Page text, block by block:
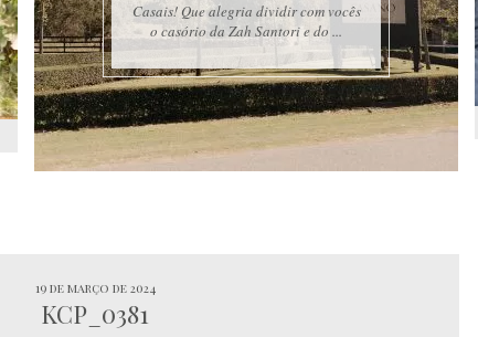
Casais! Que alegria dividir com vocês
o casório da Zah Santori e do ...
19 de março de 2024
KCP_0381